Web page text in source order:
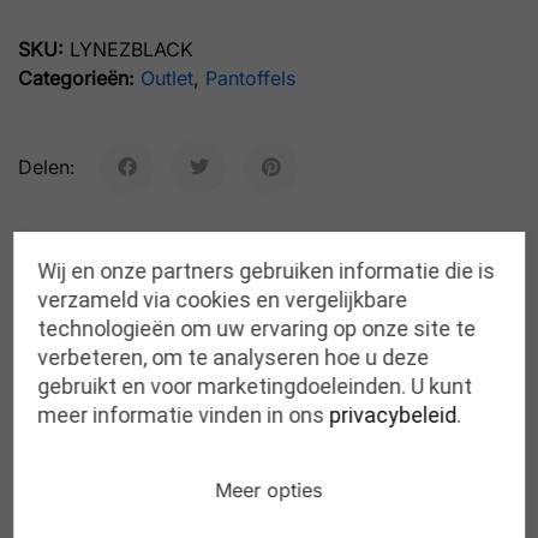
SKU: LYNEZBLACK
Categorieën: Outlet, Pantoffels
Delen:
Beschrijving Bijkomende informatie
Breedtemaat: G
Ook verkrijgbaar in bruin, grijs, roos,
Wij en onze partners gebruiken informatie die is
verzameld via cookies en vergelijkbare
technologieën om uw ervaring op onze site te
verbeteren, om te analyseren hoe u deze
gebruikt en voor marketingdoeleinden. U kunt
meer informatie vinden in ons privacybeleid.
Meer opties